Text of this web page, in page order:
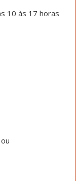
10 às 17 horas
ou